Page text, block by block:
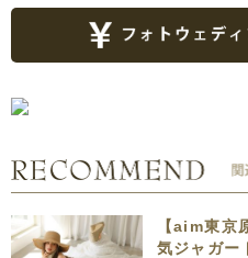
【aim東京
気ジャガ